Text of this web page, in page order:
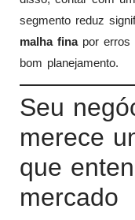
segmento reduz
malha finapor erros
bom planejamento.
Seu
merece
que
mercado